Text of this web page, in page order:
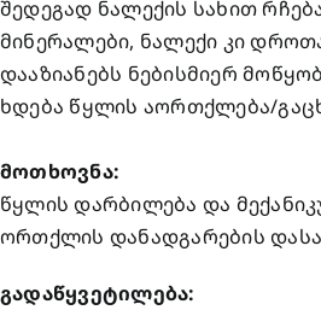
შედეგად ნალექის სახით
მინერალები, ნალექი კი
დააზიანებს ნებისმიერ
ხდება წყლის აორთქლება/
მოთხოვნა:
წყლის დარბილება და
ორთქლის დანადგარების
გადაწყვეტილება: